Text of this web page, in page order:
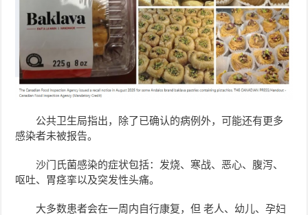
公共卫生局指出，除了已确认的病例外，可能还有更多
感染者未被报告。
沙门氏菌感染的症状包括：发烧、寒战、恶心、腹泻、
呕吐、胃痉挛以及突发性头痛。
大多数患者会在一周内自行康复，但 老人、幼儿、孕妇